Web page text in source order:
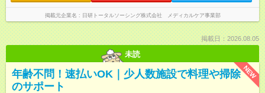
掲載元企業名 日研トータルソーシング株式会社 メディカルケア事業部
掲載日：2026.08.05
未読
NEW
年齢不問！速払いOK｜少人数施設で料理や掃除
のサポート